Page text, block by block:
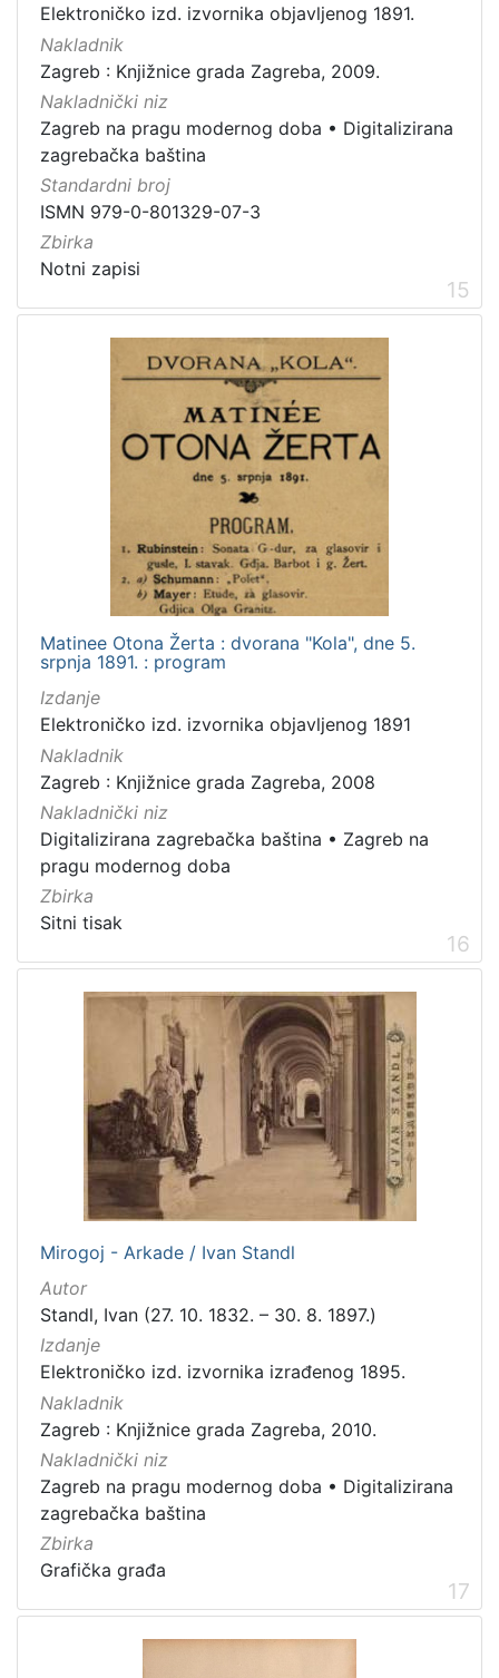
Elektroničko izd. izvornika objavljenog 1891.
Nakladnik
Zagreb : Knjižnice grada Zagreba, 2009.
Nakladnički niz
Zagreb na pragu modernog doba • Digitalizirana
zagrebačka baština
Standardni broj
ISMN 979-0-801329-07-3
Zbirka
Notni zapisi
15
Matinee Otona Žerta : dvorana "Kola", dne 5.
srpnja 1891. : program
Izdanje
Elektroničko izd. izvornika objavljenog 1891
Nakladnik
Zagreb : Knjižnice grada Zagreba, 2008
Nakladnički niz
Digitalizirana zagrebačka baština • Zagreb na
pragu modernog doba
Zbirka
Sitni tisak
16
Mirogoj - Arkade / Ivan Standl
Autor
Standl, Ivan (27. 10. 1832. – 30. 8. 1897.)
Izdanje
Elektroničko izd. izvornika izrađenog 1895.
Nakladnik
Zagreb : Knjižnice grada Zagreba, 2010.
Nakladnički niz
Zagreb na pragu modernog doba • Digitalizirana
zagrebačka baština
Zbirka
Grafička građa
17